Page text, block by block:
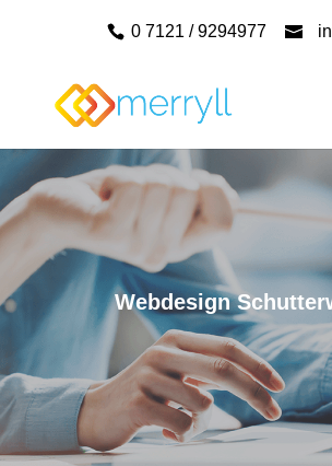
0 7121 / 9294977
Webdesign